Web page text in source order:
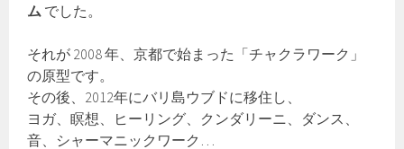
ム でした。
それが 2008 年、京都で始まった「チャクラワーク」
の原型です。
その後、2012年にバリ島ウブドに移住し、
ヨガ、瞑想、ヒーリング、クンダリーニ、ダンス、
音、シャーマニックワーク…